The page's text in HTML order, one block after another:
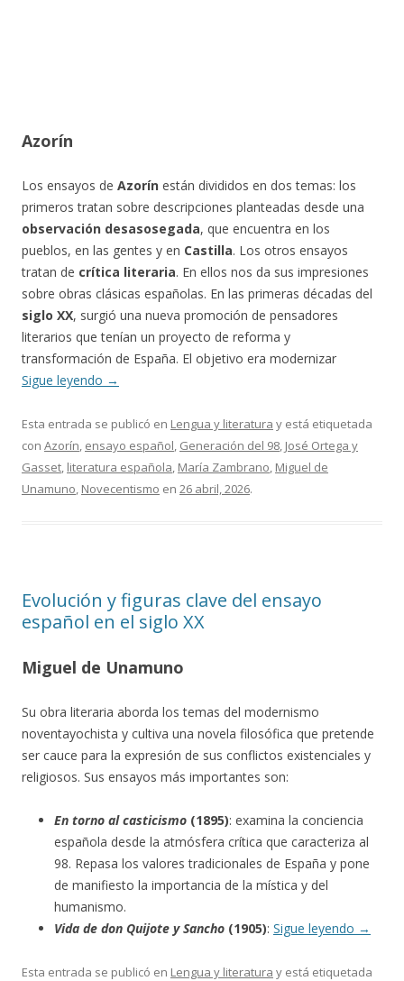
Azorín
Los ensayos de Azorín están divididos en dos temas: los
primeros tratan sobre descripciones planteadas desde una
observación desasosegada, que encuentra en los
pueblos, en las gentes y en Castilla. Los otros ensayos
tratan de crítica literaria. En ellos nos da sus impresiones
sobre obras clásicas españolas. En las primeras décadas del
siglo XX, surgió una nueva promoción de pensadores
literarios que tenían un proyecto de reforma y
transformación de España. El objetivo era modernizar
Sigue leyendo →
Esta entrada se publicó en Lengua y literatura y está etiquetada
con Azorín, ensayo español, Generación del 98, José Ortega y
Gasset, literatura española, María Zambrano, Miguel de
Unamuno, Novecentismo en 26 abril, 2026.
Evolución y figuras clave del ensayo
español en el siglo XX
Miguel de Unamuno
Su obra literaria aborda los temas del modernismo
noventayochista y cultiva una novela filosófica que pretende
ser cauce para la expresión de sus conflictos existenciales y
religiosos. Sus ensayos más importantes son:
En torno al casticismo (1895): examina la conciencia
española desde la atmósfera crítica que caracteriza al
98. Repasa los valores tradicionales de España y pone
de manifiesto la importancia de la mística y del
humanismo.
Vida de don Quijote y Sancho (1905): Sigue leyendo →
Esta entrada se publicó en Lengua y literatura y está etiquetada